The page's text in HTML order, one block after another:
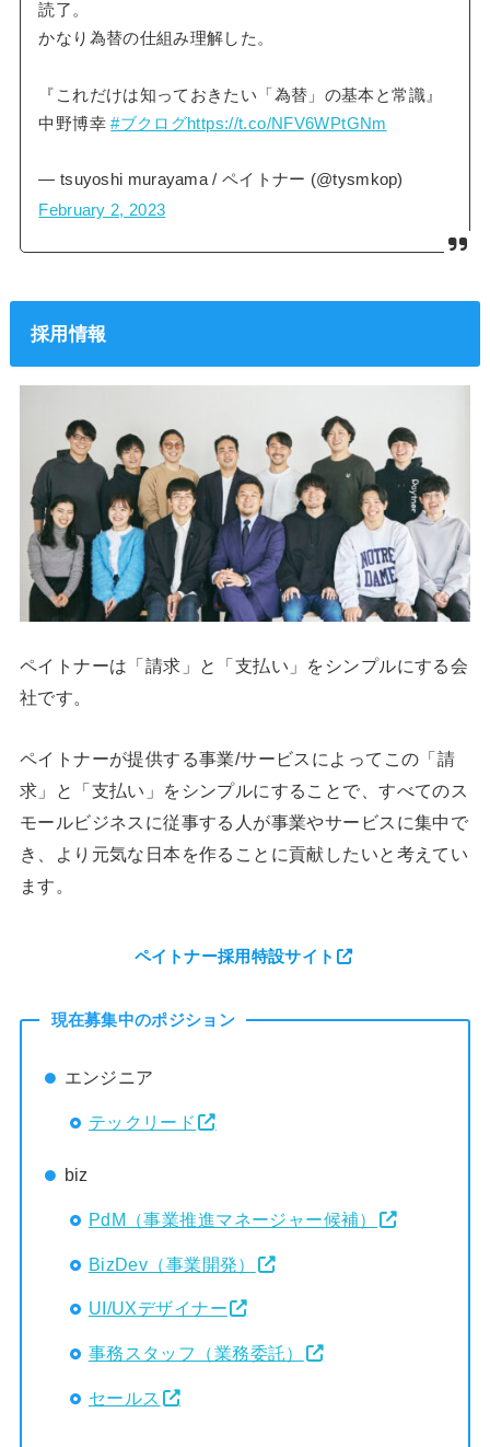
読了。
かなり為替の仕組み理解した。
『これだけは知っておきたい「為替」の基本と常識』
中野博幸#ブクログhttps://t.co/NFV6WPtGNm
— tsuyoshi murayama / ペイトナー (@tysmkop)
February 2, 2023
採用情報
ペイトナーは「請求」と「支払い」をシンプルにする会
社です。
ペイトナーが提供する事業/サービスによってこの「請
求」と「支払い」をシンプルにすることで、すべてのス
モールビジネスに従事する人が事業やサービスに集中で
き、より元気な日本を作ることに貢献したいと考えてい
ます。
ペイトナー採用特設サイト
現在募集中のポジション
エンジニア
テックリード
biz
PdM（事業推進マネージャー候補）
BizDev（事業開発）
UI/UXデザイナー
事務スタッフ（業務委託）
セールス